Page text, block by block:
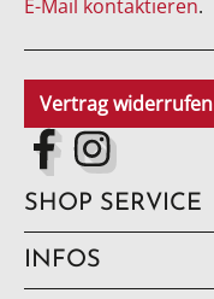
E-Mail kontaktieren.
Vertrag widerrufen
SHOP SERVICE
INFOS